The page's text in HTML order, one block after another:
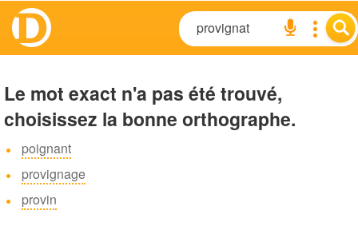
Le mot exact n'a pas été trouvé,
choisissez la bonne orthographe.
poignant
provignage
provin